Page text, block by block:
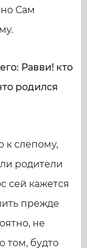
Сам
Равви! кто
родился
к слепому,
родители
сей кажется
прежде
не
том, будто